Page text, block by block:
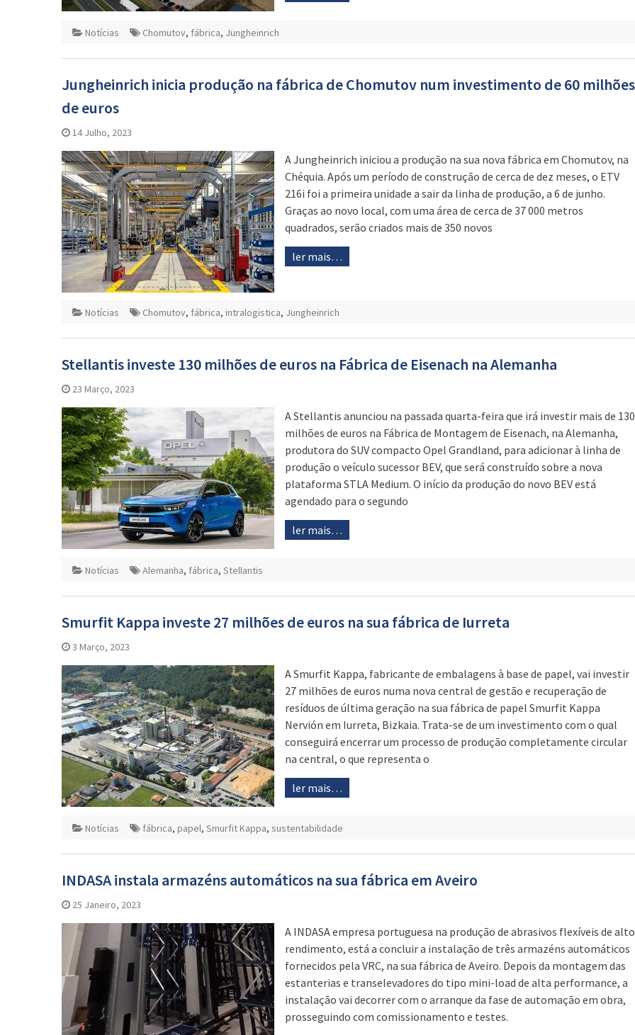
Notícias Chomutov, fábrica, Jungheinrich
Jungheinrich inicia produção na fábrica de Chomutov num investimento de 60 milhões
de euros
14 Julho, 2023
A Jungheinrich iniciou a produção na sua nova fábrica em Chomutov, na
Chéquia. Após um período de construção de cerca de dez meses, o ETV
216i foi a primeira unidade a sair da linha de produção, a 6 de junho.
Graças ao novo local, com uma área de cerca de 37 000 metros
quadrados, serão criados mais de 350 novos
ler mais…
Notícias Chomutov, fábrica, intralogistica, Jungheinrich
Stellantis investe 130 milhões de euros na Fábrica de Eisenach na Alemanha
23 Março, 2023
A Stellantis anunciou na passada quarta-feira que irá investir mais de 130
milhões de euros na Fábrica de Montagem de Eisenach, na Alemanha,
produtora do SUV compacto Opel Grandland, para adicionar à linha de
produção o veículo sucessor BEV, que será construído sobre a nova
plataforma STLA Medium. O início da produção do novo BEV está
agendado para o segundo
ler mais…
Notícias Alemanha, fábrica, Stellantis
Smurfit Kappa investe 27 milhões de euros na sua fábrica de Iurreta
3 Março, 2023
A Smurfit Kappa, fabricante de embalagens à base de papel, vai investir
27 milhões de euros numa nova central de gestão e recuperação de
resíduos de última geração na sua fábrica de papel Smurfit Kappa
Nervión em Iurreta, Bizkaia. Trata-se de um investimento com o qual
conseguirá encerrar um processo de produção completamente circular
na central, o que representa o
ler mais…
Notícias fábrica, papel, Smurfit Kappa, sustentabilidade
INDASA instala armazéns automáticos na sua fábrica em Aveiro
25 Janeiro, 2023
A INDASA empresa portuguesa na produção de abrasivos flexíveis de alto
rendimento, está a concluir a instalação de três armazéns automáticos
fornecidos pela VRC, na sua fábrica de Aveiro. Depois da montagem das
estanterias e transelevadores do tipo mini-load de alta performance, a
instalação vai decorrer com o arranque da fase de automação em obra,
prosseguindo com comissionamento e testes.